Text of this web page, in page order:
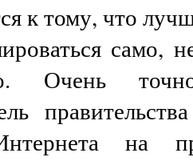
к тому, что
само,
Очень
на